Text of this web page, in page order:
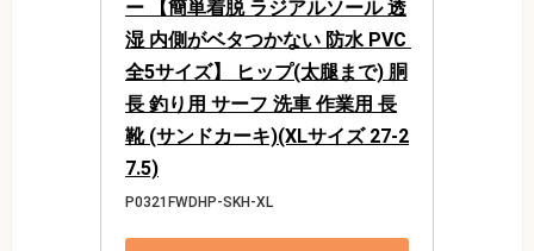
ー 【簡単着脱 ラジアルソール 透
湿 内側がベタつかない 防水 PVC
全5サイズ】 ヒップ(太腿まで) 胴
長 釣り用 サーフ 洗車 作業用 長
靴 (サンドカーキ)(XLサイズ 27-2
7.5)
P0321FWDHP-SKH-XL